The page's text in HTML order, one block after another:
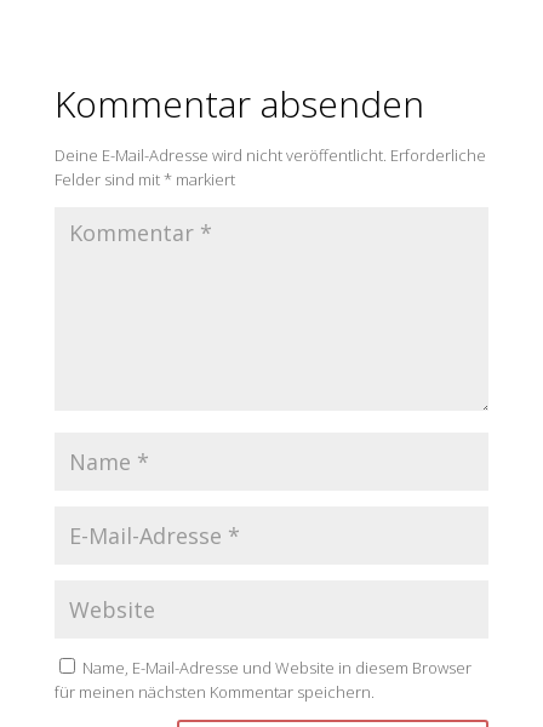
Kommentar absenden
Deine E-Mail-Adresse wird nicht veröffentlicht. Erforderliche
Felder sind mit*markiert
Name, E-Mail-Adresse und Website in diesem Browser
für meinen nächsten Kommentar speichern.